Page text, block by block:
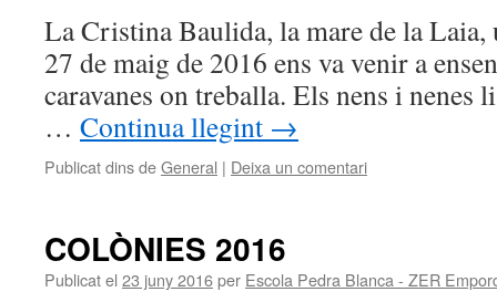
La Cristina Baulida, la mare de la Laia,
27 de maig de 2016 ens va venir a
caravanes on treballa. Els nens i nenes
… Continua llegint →
Publicat dins deGeneral | Deixa un comentari
COLÒNIES 2016
Publicat el 23 juny 2016per Escola Pedra Blanca - ZER